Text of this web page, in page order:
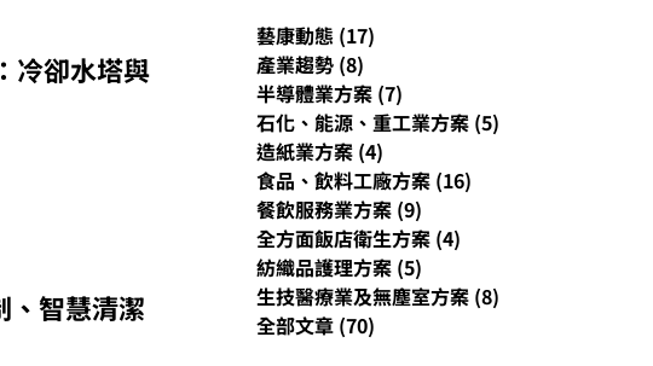
冷卻水塔與
、智慧清潔
藝康動態 (17)
產業趨勢 (8)
半導體業方案 (7)
石化、能源、重工業方案 (5)
造紙業方案 (4)
食品、飲料工廠方案 (16)
餐飲服務業方案 (9)
全方面飯店衛生方案 (4)
紡織品護理方案 (5)
生技醫療業及無塵室方案 (8)
全部文章 (70)